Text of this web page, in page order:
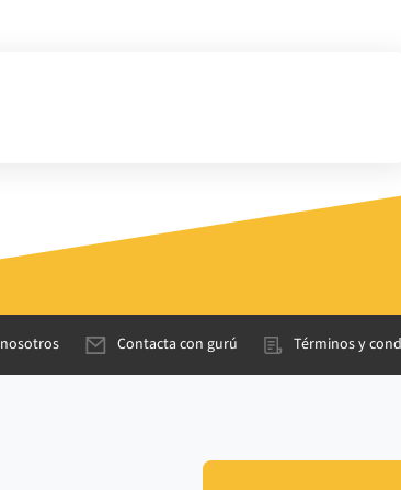
Contacta con gurú Términos y